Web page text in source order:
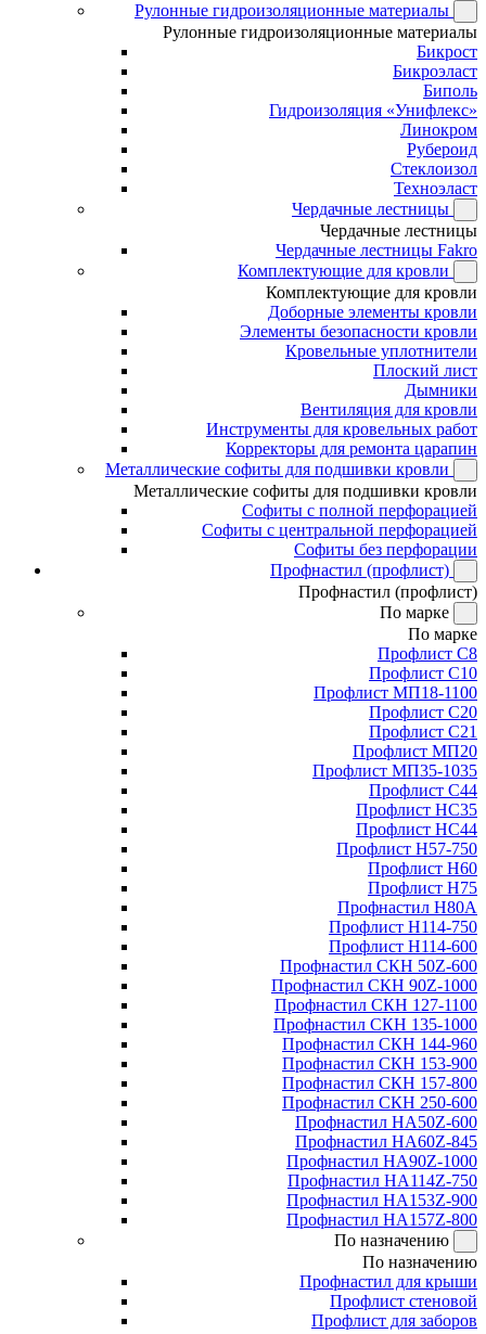
Рулонные гидроизоляционные материалы
Рулонные гидроизоляционные материалы
Бикрост
Бикроэласт
Биполь
Гидроизоляция «Унифлекс»
Линокром
Рубероид
Стеклоизол
Техноэласт
Чердачные лестницы
Чердачные лестницы
Чердачные лестницы Fakro
Комплектующие для кровли
Комплектующие для кровли
Доборные элементы кровли
Элементы безопасности кровли
Кровельные уплотнители
Плоский лист
Дымники
Вентиляция для кровли
Инструменты для кровельных работ
Корректоры для ремонта царапин
Металлические софиты для подшивки кровли
Металлические софиты для подшивки кровли
Софиты с полной перфорацией
Софиты с центральной перфорацией
Софиты без перфорации
Профнастил (профлист)
Профнастил (профлист)
По марке
По марке
Профлист С8
Профлист С10
Профлист МП18-1100
Профлист С20
Профлист С21
Профлист МП20
Профлист МП35-1035
Профлист С44
Профлист НС35
Профлист НС44
Профлист Н57-750
Профлист Н60
Профлист Н75
Профнастил Н80А
Профлист Н114-750
Профлист Н114-600
Профнастил СКН 50Z-600
Профнастил СКН 90Z-1000
Профнастил СКН 127-1100
Профнастил СКН 135-1000
Профнастил СКН 144-960
Профнастил СКН 153-900
Профнастил СКН 157-800
Профнастил СКН 250-600
Профнастил НА50Z-600
Профнастил НА60Z-845
Профнастил НА90Z-1000
Профнастил НА114Z-750
Профнастил НА153Z-900
Профнастил НА157Z-800
По назначению
По назначению
Профнастил для крыши
Профлист стеновой
Профлист для заборов